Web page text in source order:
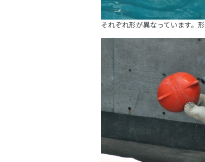
それぞれ形が異なっています。